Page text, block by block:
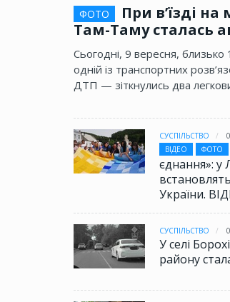
ФОТО
При в’їзді на
Там-Таму сталась
Сьогодні, 9 вересня, близько
одній із транспортних
ДТП — зіткнулись два
СУСПІЛЬСТВО
ВІДЕО
ФОТО
єднання»: у
України.
СУСПІЛЬСТВО
У селі
району